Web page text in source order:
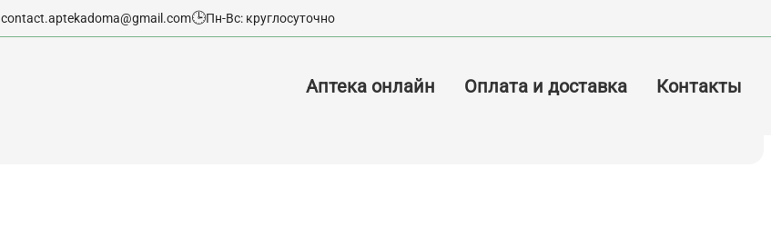
contact.aptekadoma@gmail.com🕒Пн-Вс: круглосуточно
Аптека онлайн Оплата и доставка Контакты